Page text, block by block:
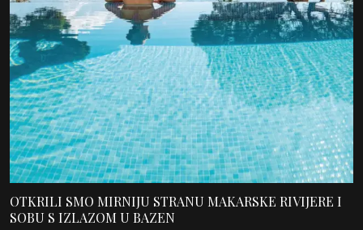
OTKRILI SMO MIRNIJU STRANU MAKARSKE RIVIJERE I
SOBU S IZLAZOM U BAZEN